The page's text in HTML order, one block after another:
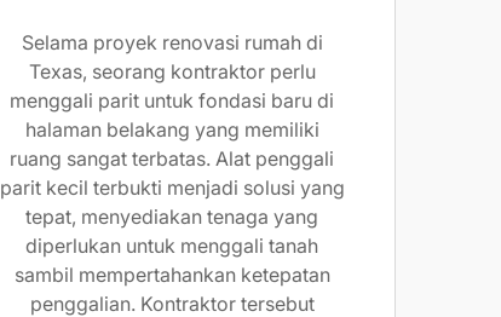
Selama proyek renovasi rumah di
Texas, seorang kontraktor perlu
menggali parit untuk fondasi baru di
halaman belakang yang memiliki
ruang sangat terbatas. Alat penggali
parit kecil terbukti menjadi solusi yang
tepat, menyediakan tenaga yang
diperlukan untuk menggali tanah
sambil mempertahankan ketepatan
penggalian. Kontraktor tersebut